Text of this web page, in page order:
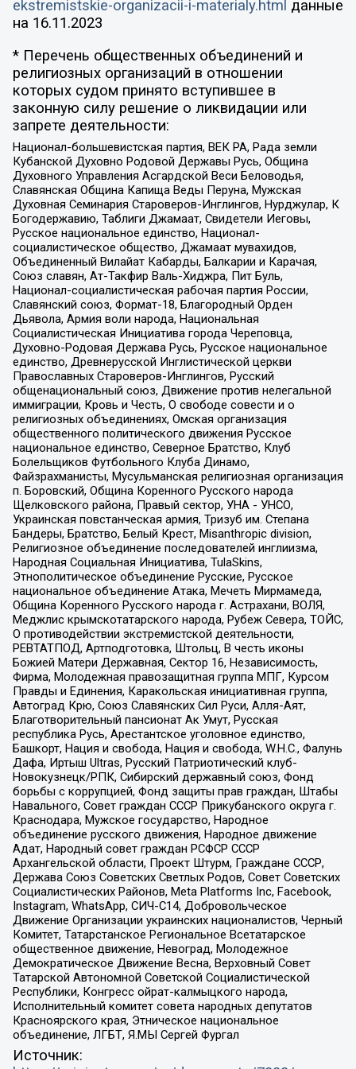
ekstremistskie-organizacii-i-materialy.html данные
на 16.11.2023
* Перечень общественных объединений и
религиозных организаций в отношении
которых судом принято вступившее в
законную силу решение о ликвидации или
запрете деятельности:
Национал-большевистская партия, ВЕК РА, Рада земли
Кубанской Духовно Родовой Державы Русь, Община
Духовного Управления Асгардской Веси Беловодья,
Славянская Община Капища Веды Перуна, Мужская
Духовная Семинария Староверов-Инглингов, Нурджулар, К
Богодержавию, Таблиги Джамаат, Свидетели Иеговы,
Русское национальное единство, Национал-
социалистическое общество, Джамаат мувахидов,
Объединенный Вилайат Кабарды, Балкарии и Карачая,
Союз славян, Ат-Такфир Валь-Хиджра, Пит Буль,
Национал-социалистическая рабочая партия России,
Славянский союз, Формат-18, Благородный Орден
Дьявола, Армия воли народа, Национальная
Социалистическая Инициатива города Череповца,
Духовно-Родовая Держава Русь, Русское национальное
единство, Древнерусской Инглистической церкви
Православных Староверов-Инглингов, Русский
общенациональный союз, Движение против нелегальной
иммиграции, Кровь и Честь, О свободе совести и о
религиозных объединениях, Омская организация
общественного политического движения Русское
национальное единство, Северное Братство, Клуб
Болельщиков Футбольного Клуба Динамо,
Файзрахманисты, Мусульманская религиозная организация
п. Боровский, Община Коренного Русского народа
Щелковского района, Правый сектор, УНА - УНСО,
Украинская повстанческая армия, Тризуб им. Степана
Бандеры, Братство, Белый Крест, Misanthropic division,
Религиозное объединение последователей инглиизма,
Народная Социальная Инициатива, TulaSkins,
Этнополитическое объединение Русские, Русское
национальное объединение Атака, Мечеть Мирмамеда,
Община Коренного Русского народа г. Астрахани, ВОЛЯ,
Меджлис крымскотатарского народа, Рубеж Севера, ТОЙС,
О противодействии экстремистской деятельности,
РЕВТАТПОД, Артподготовка, Штольц, В честь иконы
Божией Матери Державная, Сектор 16, Независимость,
Фирма, Молодежная правозащитная группа МПГ, Курсом
Правды и Единения, Каракольская инициативная группа,
Автоград Крю, Союз Славянских Сил Руси, Алля-Аят,
Благотворительный пансионат Ак Умут, Русская
республика Русь, Арестантское уголовное единство,
Башкорт, Нация и свобода, Нация и свобода, W.H.С., Фалунь
Дафа, Иртыш Ultras, Русский Патриотический клуб-
Новокузнецк/РПК, Сибирский державный союз, Фонд
борьбы с коррупцией, Фонд защиты прав граждан, Штабы
Навального, Совет граждан СССР Прикубанского округа г.
Краснодара, Мужское государство, Народное
объединение русского движения, Народное движение
Адат, Народный совет граждан РСФСР СССР
Архангельской области, Проект Штурм, Граждане СССР,
Держава Союз Советских Светлых Родов, Совет Советских
Социалистических Районов, Meta Platforms Inc, Facebook,
Instagram, WhatsApp, СИЧ-С14, Добровольческое
Движение Организации украинских националистов, Черный
Комитет, Татарстанское Региональное Всетатарское
общественное движение, Невоград, Молодежное
Демократическое Движение Весна, Верховный Совет
Татарской Автономной Советской Социалистической
Республики, Конгресс ойрат-калмыцкого народа,
Исполнительный комитет совета народных депутатов
Красноярского края, Этническое национальное
объединение, ЛГБТ, Я.МЫ Сергей Фургал
Источник: